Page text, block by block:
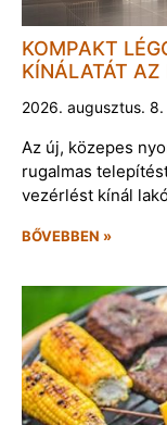
KOMPAKT
KÍNÁLATÁT AZ
2026. augusztus. 8.
Az új, közepes
rugalmas
vezérlést kínál
BŐVEBBEN »